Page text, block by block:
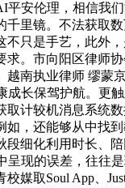
平安伦理，相信我
千里镜。不法获取
只是手艺，此外，
求。市向阳区律师
越南执业律师 缪蒙
成长保驾护航。更
取计较机消息系统
如，还能够从中找
段细化利用时长、陪
呈现的误差，往往
媒取Soul App、